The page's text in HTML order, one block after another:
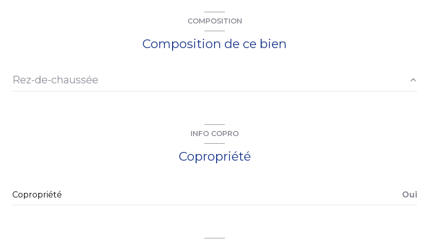
COMPOSITION
Composition de ce bien
Rez-de-chaussée
dégagement
1,51 m²
INFO COPRO
Copropriété
Copropriété Oui